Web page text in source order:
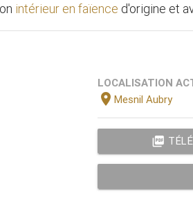
intérieur en faïence d'origine et
LOCALISATION
location_on Mesnil Aubry
picture_as_pdf